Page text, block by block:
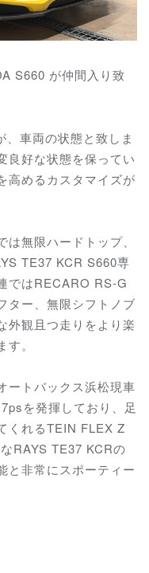
S660 が仲間入り致
車両の状態と致しま
良好な状態を保ってい
高めるカスタマイズが
は無限ハードトップ、
TE37 KCR S660専
ではRECARO RS-G
ター、無限シフトノブ
外観且つ走りをより楽
。
ートバックス浜松現車
を発揮しており、 足
くれるTEIN FLEX Z
RAYS TE37 KCRの
と非常にスポーティー